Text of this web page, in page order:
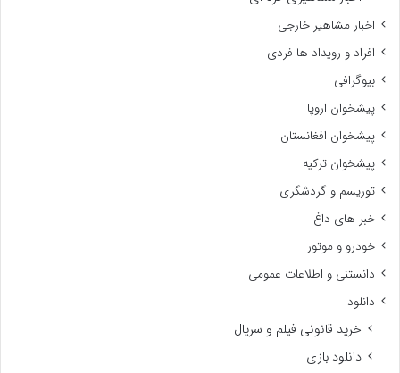
اخبار مشاهیر خارجی
افراد و رویداد ها فردی
بیوگرافی
پیشخوان اروپا
پیشخوان افغانستان
پیشخوان ترکیه
توریسم و گردشگری
خبر های داغ
خودرو و موتور
دانستنی و اطلاعات عمومی
دانلود
خرید قانونی فیلم و سریال
دانلود بازی